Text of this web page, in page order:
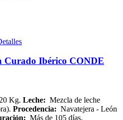
Curado Ibérico CONDE
Kg. Leche: Mezcla de leche
Procedencia: Navatejera - León
Más de 105 días.